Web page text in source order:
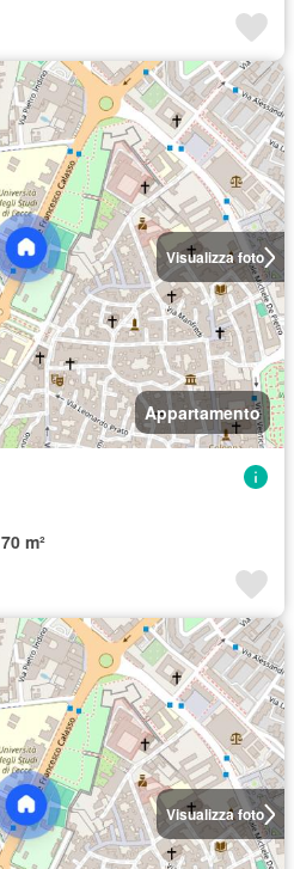
Visualizza foto
Appartamento
70 m²
Visualizza foto